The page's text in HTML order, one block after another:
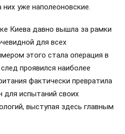
уже наполеоновские.
Киева давно вышла за рамки
для всех
этого стала операция в
проявился наиболее
фактически превратила
для испытаний своих
выступая здесь главным